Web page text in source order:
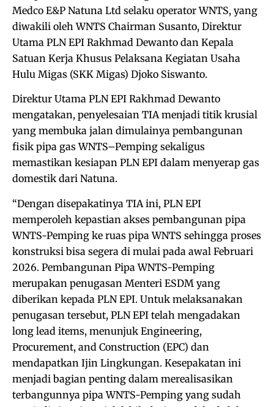
Medco E&P Natuna Ltd selaku operator WNTS, yang
diwakili oleh WNTS Chairman Susanto, Direktur
Utama PLN EPI Rakhmad Dewanto dan Kepala
Satuan Kerja Khusus Pelaksana Kegiatan Usaha
Hulu Migas (SKK Migas) Djoko Siswanto.
Direktur Utama PLN EPI Rakhmad Dewanto
mengatakan, penyelesaian TIA menjadi titik krusial
yang membuka jalan dimulainya pembangunan
fisik pipa gas WNTS–Pemping sekaligus
memastikan kesiapan PLN EPI dalam menyerap gas
domestik dari Natuna.
“Dengan disepakatinya TIA ini, PLN EPI
memperoleh kepastian akses pembangunan pipa
WNTS-Pemping ke ruas pipa WNTS sehingga proses
konstruksi bisa segera di mulai pada awal Februari
2026. Pembangunan Pipa WNTS-Pemping
merupakan penugasan Menteri ESDM yang
diberikan kepada PLN EPI. Untuk melaksanakan
penugasan tersebut, PLN EPI telah mengadakan
long lead items, menunjuk Engineering,
Procurement, and Construction (EPC) dan
mendapatkan Ijin Lingkungan. Kesepakatan ini
menjadi bagian penting dalam merealisasikan
terbangunnya pipa WNTS-Pemping yang sudah